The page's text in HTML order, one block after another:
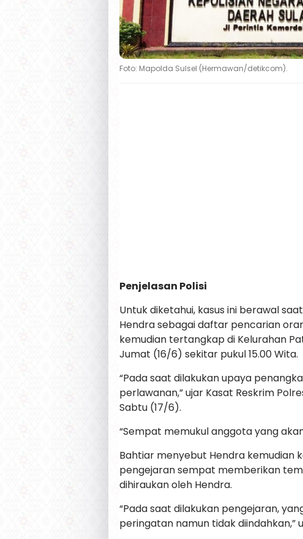
Foto: Mapolda Sulsel (Hermawan/detikcom).
Penjelasan Polisi
Untuk diketahui, kasus ini berawal
Hendra sebagai daftar pencarian
kemudian tertangkap di Kelurahan
Jumat (16/6) sekitar pukul 15.00 Wita.
“Pada saat dilakukan upaya
perlawanan,” ujar Kasat Reskrim
Sabtu (17/6).
“Sempat memukul anggota yang
Bahtiar menyebut Hendra kemudian
pengejaran sempat memberikan
dihiraukan oleh Hendra.
“Pada saat dilakukan pengejaran,
peringatan namun tidak diindahkan,”